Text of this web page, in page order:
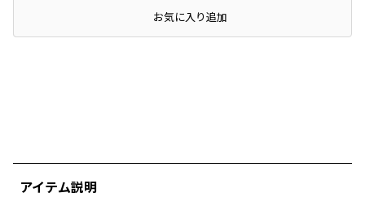
店頭在庫を確認するお気に入り追加
アイテム説明